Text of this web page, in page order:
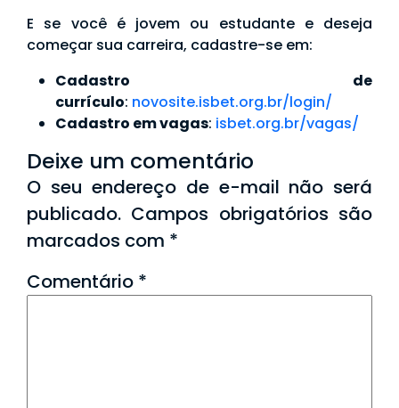
E se você é jovem ou estudante e deseja
começar sua carreira, cadastre-se em:
Cadastro de
currículo: novosite.isbet.org.br/login/
Cadastro em vagas: isbet.org.br/vagas/
Deixe um comentário
O seu endereço de e-mail não será
publicado. Campos obrigatórios são
marcados com *
Comentário *